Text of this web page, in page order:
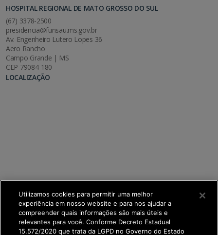
HOSPITAL REGIONAL DE MATO GROSSO DO SUL
(67) 3378-2500
presidencia@funsau.ms.gov.br
Av. Engenheiro Lutero Lopes 36
Aero Rancho
Campo Grande | MS
CEP 79084-180
LOCALIZAÇÃO
Utilizamos cookies para permitir uma melhor
experiência em nosso website e para nos ajudar a
compreender quais informações são mais úteis e
relevantes para você. Conforme Decreto Estadual
15.572/2020 que trata da LGPD no Governo do Estado